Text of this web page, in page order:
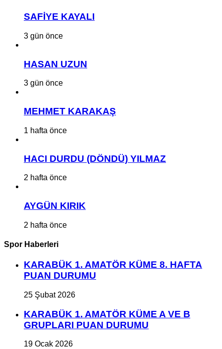
SAFİYE KAYALI
3 gün önce
HASAN UZUN
3 gün önce
MEHMET KARAKAŞ
1 hafta önce
HACI DURDU (DÖNDÜ) YILMAZ
2 hafta önce
AYGÜN KIRIK
2 hafta önce
Spor Haberleri
KARABÜK 1. AMATÖR KÜME 8. HAFTA
PUAN DURUMU
25 Şubat 2026
KARABÜK 1. AMATÖR KÜME A VE B
GRUPLARI PUAN DURUMU
19 Ocak 2026